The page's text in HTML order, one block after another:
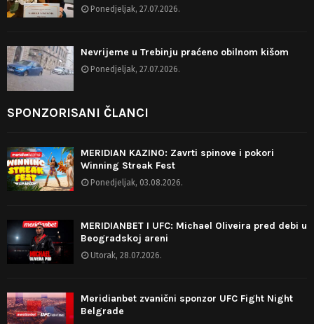
Ponedjeljak, 27.07.2026.
Nevrijeme u Trebinju praćeno obilnom kišom
Ponedjeljak, 27.07.2026.
SPONZORISANI ČLANCI
MERIDIAN KAZINO: Zavrti spinove i pokori
Winning Streak Fest
Ponedjeljak, 03.08.2026.
MERIDIANBET I UFC: Michael Oliveira pred debi u
Beogradskoj areni
Utorak, 28.07.2026.
Meridianbet zvanični sponzor UFC Fight Night
Belgrade